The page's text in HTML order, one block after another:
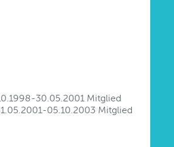
30.05.2001 Mitglied
05.10.2003 Mitglied